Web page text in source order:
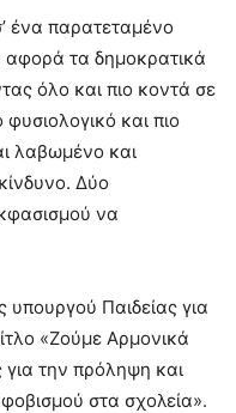
ένα παρατεταμένο
τα δημοκρατικά
όλο και πιο κοντά σε
και πιο
λαβωμένο και
Δύο
να
υπουργού Παιδείας για
«Ζούμε Αρμονικά
για την πρόληψη και
στα σχολεία».